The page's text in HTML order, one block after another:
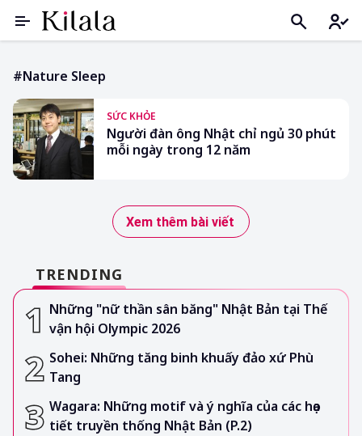
#Nature Sleep
SỨC KHỎE
Người đàn ông Nhật chỉ ngủ 30 phút
mỗi ngày trong 12 năm
Xem thêm bài viết
TRENDING
Những "nữ thần sân băng" Nhật Bản tại Thế
vận hội Olympic 2026
Sohei: Những tăng binh khuấy đảo xứ Phù
Tang
Wagara: Những motif và ý nghĩa của các họa
tiết truyền thống Nhật Bản (P.2)